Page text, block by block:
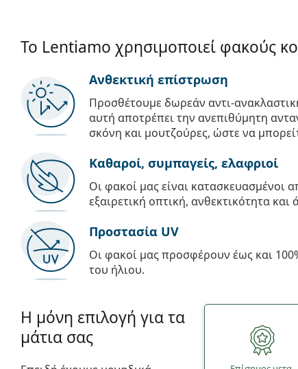
Το Lentiamo χρησιμοποιεί φακούς
Ανθεκτική επίστρωση
Προσθέτουμε δωρεάν αντι-
αυτή αποτρέπει την ανεπιθύμητη
σκόνη και μουτζούρες, ώστε να
Καθαροί, συμπαγείς, ελαφριοί
Οι φακοί μας είναι
εξαιρετική οπτική, ανθεκτικότητα και
Προστασία UV
Οι φακοί μας προσφέρουν έως και
του ήλιου.
Η μόνη επιλογή για τα
μάτια σας